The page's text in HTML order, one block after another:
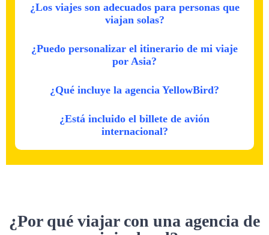
¿Los viajes son adecuados para personas que
viajan solas?
¿Puedo personalizar el itinerario de mi viaje
por Asia?
¿Qué incluye la agencia YellowBird?
¿Está incluido el billete de avión
internacional?
¿Por qué viajar con una agencia de